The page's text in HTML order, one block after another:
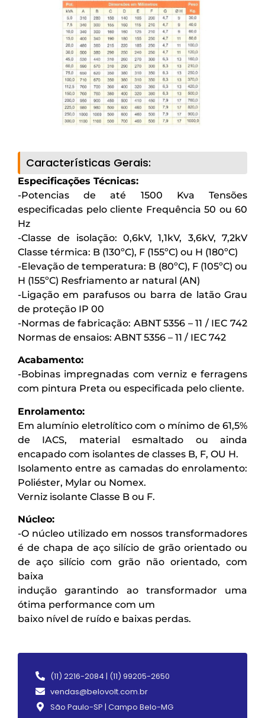
Características Gerais:
Especificações Técnicas:
-Potencias de até 1500 Kva Tensões
especificadas pelo cliente Frequência 50 ou 60
Hz
-Classe de isolação: 0,6kV, 1,1kV, 3,6kV, 7,2kV
Classe térmica: B (130ºC), F (155ºC) ou H (180ºC)
-Elevação de temperatura: B (80ºC), F (105ºC) ou
H (155ºC) Resfriamento ar natural (AN)
-Ligação em parafusos ou barra de latão Grau
de proteção IP 00
-Normas de fabricação: ABNT 5356 – 11 / IEC 742
Normas de ensaios: ABNT 5356 – 11 / IEC 742
Acabamento:
-Bobinas impregnadas com verniz e ferragens
com pintura Preta ou especificada pelo cliente.
Enrolamento:
Em alumínio eletrolítico com o mínimo de 61,5%
de IACS, material esmaltado ou ainda
encapado com isolantes de classes B, F, OU H.
Isolamento entre as camadas do enrolamento:
Poliéster, Mylar ou Nomex.
Verniz isolante Classe B ou F.
Núcleo:
-O núcleo utilizado em nossos transformadores
é de chapa de aço silício de grão orientado ou
de aço silício com grão não orientado, com
baixa
indução garantindo ao transformador uma
ótima performance com um
baixo nível de ruído e baixas perdas.
(11) 2216-2084 | (11) 99205-2650
vendas@belovolt.com.br
São Paulo-SP | Campo Belo-MG